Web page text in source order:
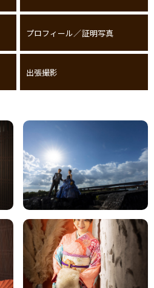
プロフィール／証明写真
出張撮影